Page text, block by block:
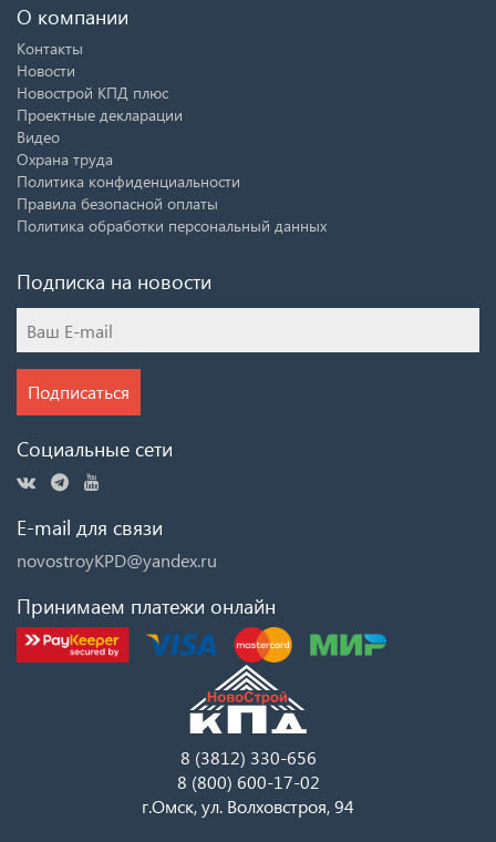
О компании
Контакты
Новости
Новострой КПД плюс
Проектные декларации
Видео
Охрана труда
Политика конфиденциальности
Правила безопасной оплаты
Политика обработки персональный данных
Подписка на новости
Подписаться
Социальные сети
E-mail для связи
novostroyKPD@yandex.ru
Принимаем платежи онлайн
8 (3812) 330-656
8 (800) 600-17-02
г.Омск, ул. Волховстроя, 94